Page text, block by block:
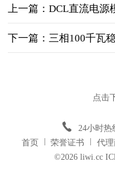
上一篇：DCL直流电源
点击
24小时热
首页 荣誉证书 代
©2026 liwi.cc